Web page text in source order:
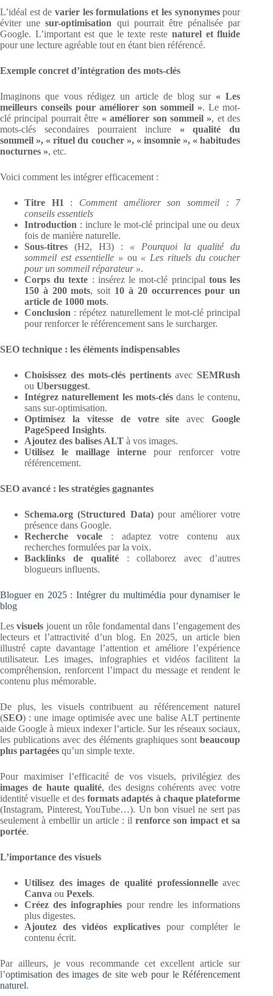
L’idéal est devarier les formulations et les synonymespour
éviter unesur-optimisation qui pourrait être pénalisée par
Google. L’important est que le texte reste naturel et fluide
pour une lecture agréable tout en étant bien référencé.
Exemple concret d’intégration des mots-clés
Imaginons que vous rédigez un article de blog sur « Les
meilleurs conseils pour améliorer son sommeil ». Le mot-
clé principal pourrait être « améliorer son sommeil », et des
mots-clés secondaires pourraient inclure « qualité du
sommeil », « rituel du coucher », « insomnie », « habitudes
nocturnes », etc.
Voici comment les intégrer efficacement :
Titre H1 : Comment améliorer son sommeil : 7
conseils essentiels
Introduction : inclure le mot-clé principal une ou deux
fois de manière naturelle.
Sous-titres (H2, H3) : « Pourquoi la qualité du
sommeil est essentielle » ou « Les rituels du coucher
pour un sommeil réparateur ».
Corps du texte : insérez le mot-clé principal tous les
150 à 200 mots, soit 10 à 20 occurrences pour un
article de 1000 mots.
Conclusion : répétez naturellement le mot-clé principal
pour renforcer le référencement sans le surcharger.
SEO technique : les éléments indispensables
Choisissez des mots-clés pertinentsavec SEMRush
ou Ubersuggest.
Intégrez naturellement les mots-clés dans le contenu,
sans sur-optimisation.
Optimisez la vitesse de votre site avecGoogle
PageSpeed Insights.
Ajoutez des balises ALT à vos images.
Utilisez le maillage interne pour renforcer votre
référencement.
SEO avancé : les stratégies gagnantes
Schema.org (Structured Data)pour améliorer votre
présence dans Google.
Recherche vocale: adaptez votre contenu aux
recherches formulées par la voix.
Backlinks de qualité: collaborez avec d’autres
blogueurs influents.
Bloguer en 2025 : Intégrer du multimédia pour dynamiser le
blog
Lesvisuels jouent un rôle fondamental dans l’engagement des
lecteurs et l’attractivité d’un blog. En 2025, un article bien
illustré capte davantage l’attention et améliore l’expérience
utilisateur. Les images, infographies et vidéos facilitent la
compréhension, renforcent l’impact du message et rendent le
contenu plus mémorable.
De plus, les visuels contribuent au référencement naturel
(SEO) : une image optimisée avec une balise ALT pertinente
aide Google à mieux indexer l’article. Sur les réseaux sociaux,
les publications avec des éléments graphiques sontbeaucoup
plus partagées qu’un simple texte.
Pour maximiser l’efficacité de vos visuels, privilégiez des
images de haute qualité, des designs cohérents avec votre
identité visuelle et desformats adaptés à chaque plateforme
(Instagram, Pinterest, YouTube…). Un bon visuel ne sert pas
seulement à embellir un article : ilrenforce son impact et sa
portée.
L’importance des visuels
Utilisez des images de qualité professionnelleavec
Canva ou Pexels.
Créez des infographies pour rendre les informations
plus digestes.
Ajoutez des vidéos explicatives pour compléter le
contenu écrit.
Par ailleurs, je vous recommande cet excellent article sur
l’optimisation des images de site web pour le Référencement
naturel.